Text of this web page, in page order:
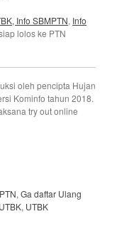
, Info SBMPTN, Info
lolos ke PTN
oleh pencipta Hujan
Kominfo tahun 2018.
try out online
, Ga daftar Ulang
, UTBK